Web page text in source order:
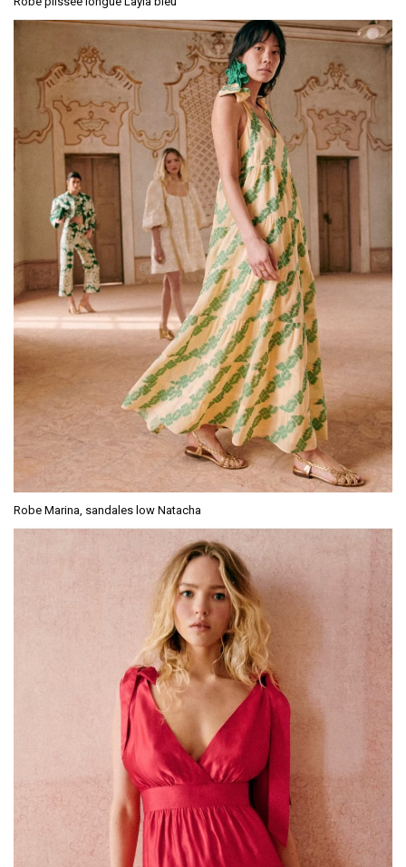
Robe Marina, sandales low Natacha